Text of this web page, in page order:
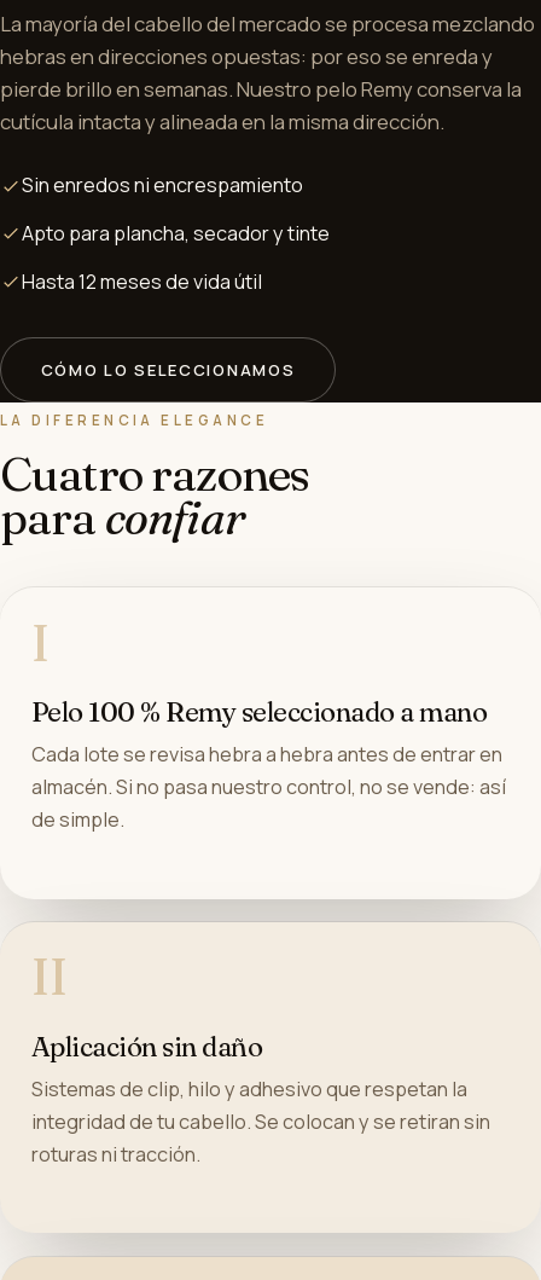
La mayoría del cabello del mercado se procesa mezclando
hebras en direcciones opuestas: por eso se enreda y
pierde brillo en semanas. Nuestro pelo Remy conserva la
cutícula intacta y alineada en la misma dirección.
Sin enredos ni encrespamiento
Apto para plancha, secador y tinte
Hasta 12 meses de vida útil
CÓMO LO SELECCIONAMOS
LA DIFERENCIA ELEGANCE
Cuatro razones
paraconfiar
I
Pelo 100 % Remy seleccionado a mano
Cada lote se revisa hebra a hebra antes de entrar en
almacén. Si no pasa nuestro control, no se vende: así
de simple.
II
Aplicación sin daño
Sistemas de clip, hilo y adhesivo que respetan la
integridad de tu cabello. Se colocan y se retiran sin
roturas ni tracción.